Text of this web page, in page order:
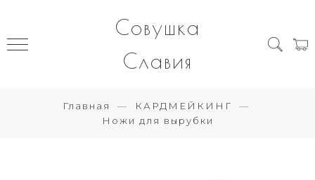
Совушка
Славия
Главная
КАРДМЕЙКИНГ
Ножи для вырубки